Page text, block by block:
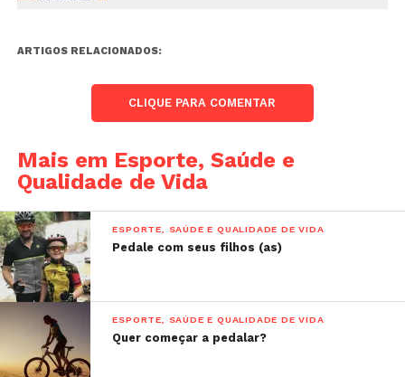
ARTIGOS RELACIONADOS:
CLIQUE PARA COMENTAR
Mais em Esporte, Saúde e
Qualidade de Vida
ESPORTE, SAÚDE E QUALIDADE DE VIDA
Pedale com seus filhos (as)
ESPORTE, SAÚDE E QUALIDADE DE VIDA
Quer começar a pedalar?